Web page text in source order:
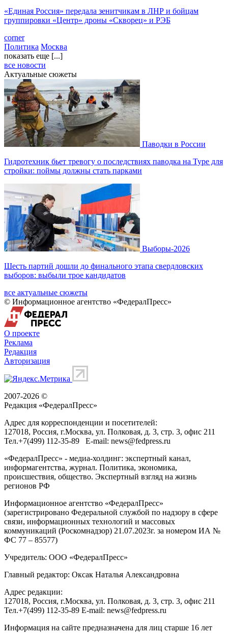
«Единая Россия» передала зенитчикам в ЛНР и бойцам
группировки «Центр» дроны «Скворец» и РЭБ
corner
Политика Москва
показать еще [...]
все новости
Актуальные сюжеты
Паводки в России
Гидротехник бьет тревогу о последствиях паводка на Туре для
стройки: поймы должны стать парками
Выборы-2026
Шесть партий дошли до финального этапа свердловских
выборов: выбыли трое кандидатов
все актуальные сюжеты
© Информационное агентство «ФедералПресс»
О проекте
Реклама
Редакция
Авторизация
2007-2026 ©
Редакция «ФедералПресс»
Адрес для корреспонденции и посетителей:
127018, Россия, г.Москва, ул. Полковая, д. 3, стр. 3, офис 211
Тел.+7(499) 112-35-89 E-mail: news@fedpress.ru
«ФедералПресс» - медиа-холдинг: экспертный канал,
информагентства, журнал. Политика, экономика,
происшествия, общество. Экспертный взгляд на жизнь
регионов РФ
Информационное агентство «ФедералПресс»
(зарегистрировано Федеральной службой по надзору в сфере
связи, информационных технологий и массовых
коммуникаций (Роскомнадзор) 21.07.2023г. за номером ИА №
ФС 77 – 85577)
Учредитель: ООО «ФедералПресс»
Главный редактор: Оксак Наталья Александровна
Адрес редакции:
127018, Россия, г.Москва, ул. Полковая, д. 3, стр. 3, офис 211
Тел.+7(499) 112-35-89 E-mail: news@fedpress.ru
Информация на сайте предназначена для лиц старше 16 лет